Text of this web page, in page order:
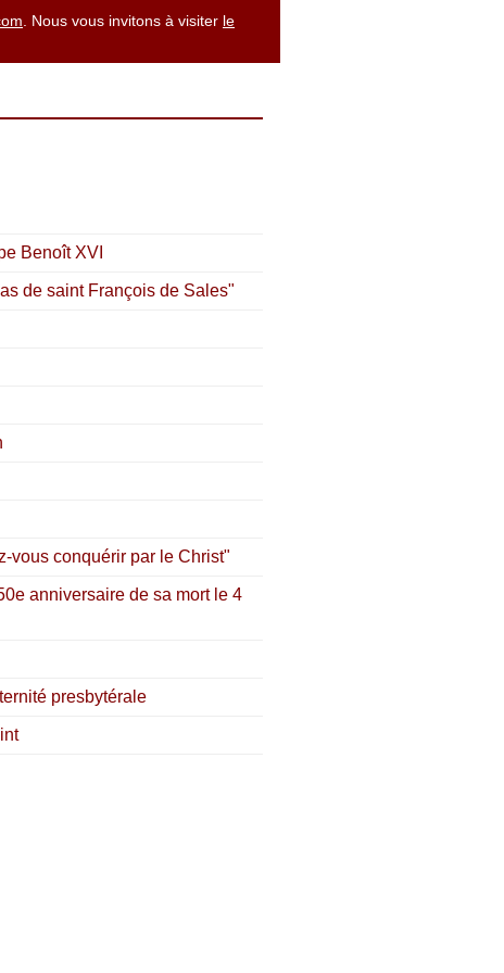
. Nous vous invitons à visiter le
Benoît XVI
de saint François de Sales"
vous conquérir par le Christ"
anniversaire de sa mort le 4
presbytérale